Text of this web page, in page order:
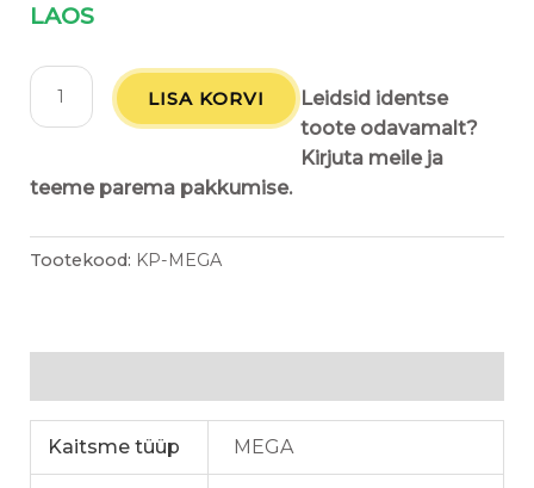
LAOS
LISA KORVI
Leidsid identse
toote odavamalt?
Kirjuta meile ja
teeme parema pakkumise.
Tootekood: KP-MEGA
Kaitsme tüüp MEGA